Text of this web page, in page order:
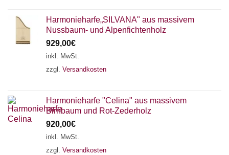
Harmonieharfe„SILVANA" aus massivem
Nussbaum- und Alpenfichtenholz
929,00€
inkl. MwSt.
zzgl. Versandkosten
Harmonieharfe "Celina" aus massivem
Birnbaum und Rot-Zederholz
920,00€
inkl. MwSt.
zzgl. Versandkosten